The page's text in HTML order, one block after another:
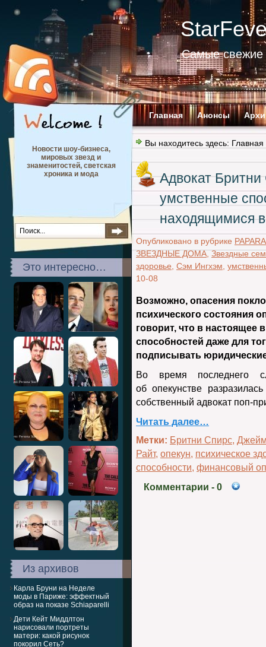
Самые свежие
Главная Анонсы
Новости шоу-бизнеса,
мировых звезд и
знаменитостей, светская
хроника и мода
Это интересно…
Из архивов
Карла Бруни на Неделе
моды в Париже: эффектный
образ на показе Schiaparelli
Дети Кейт Миддлтон
нарисовали портреты
матери: какой рисунок
покорил Сеть?
Вы находитесь здесь: Главная
Адвокат
умственные
находящимися
Опубликовано в рубрике
ЗВЕЗДНЫЕ ДОМА,Звездные
здоровье Сэм Ингхэм
10-08
Возможно, опасения
психического состояния
говорит, что в настоящее
способностей даже для
подписывать
Во время последнего
об опекунстве
собственный адвокат поп-
Читать далее…
Метки: Бритни Спирс,
Райт, опекун, психическое
способности, финансовый
Комментарии - 0